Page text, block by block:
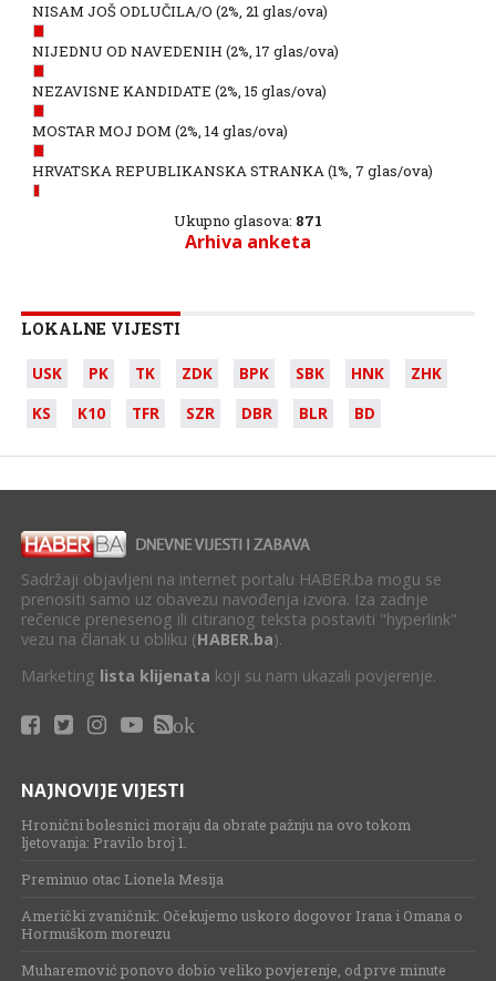
NISAM JOŠ ODLUČILA/O (2%, 21 glas/ova)
NIJEDNU OD NAVEDENIH (2%, 17 glas/ova)
NEZAVISNE KANDIDATE (2%, 15 glas/ova)
MOSTAR MOJ DOM (2%, 14 glas/ova)
HRVATSKA REPUBLIKANSKA STRANKA(1%, 7 glas/ova)
Ukupno glasova: 871
Arhiva anketa
LOKALNE VIJESTI
USK PK TK ZDK BPK SBK HNK
ZHK
KS
K10 TFR SZR DBR BLR BD
Sadržaji objavljeni na internet portalu HABER.ba mogu se
prenositi samo uz obavezu navođenja izvora. Iza zadnje
rečenice prenesenog ili citiranog teksta postaviti "hyperlink"
vezu na članak u obliku (HABER.ba).
Marketing lista klijenata koji su nam ukazali povjerenje.
ok
NAJNOVIJE VIJESTI
Hronični bolesnici moraju da obrate pažnju na ovo tokom
ljetovanja: Pravilo broj 1.
Preminuo otac Lionela Mesija
Američki zvaničnik: Očekujemo uskoro dogovor Irana i Omana o
Hormuškom moreuzu
Muharemović ponovo dobio veliko povjerenje, od prve minute